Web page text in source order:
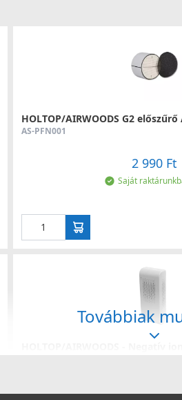
HOLTOP/AIRWOODS G2
AS-PFN001
2 990 Ft
Saját
14 990 Ft
Továbbiak